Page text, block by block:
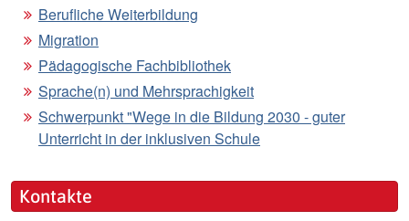
Berufliche Weiterbildung
Migration
Pädagogische Fachbibliothek
Sprache(n) und Mehrsprachigkeit
Schwerpunkt "Wege in die Bildung 2030 - guter
Unterricht in der inklusiven Schule
Kontakte